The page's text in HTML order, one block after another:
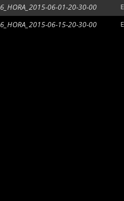
6_HORA_2015-06-01-20-30-00
6_HORA_2015-06-15-20-30-00